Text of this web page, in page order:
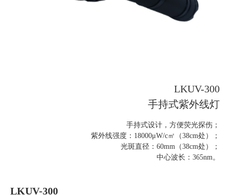
LKUV-300
手持式紫外线灯
手持式设计，方便荧光探伤；
紫外线强度：18000μW/c㎡（38cm处）；
光斑直径：60mm（38cm处）；
中心波长：365nm。
LKUV-300